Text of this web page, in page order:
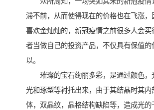
滞不前，从而使得现在的价格也在飞涨，
喜欢金灿灿的，新冠疫情之前很多人会买
者当做自己的投资产品，不仅具有保值的
以。
璀璨的宝石绚丽多彩，是通过颜色，
光和琢型等衬托出来，由于其结晶时其内
体，双晶纹，晶格结构缺陷等，造成光的